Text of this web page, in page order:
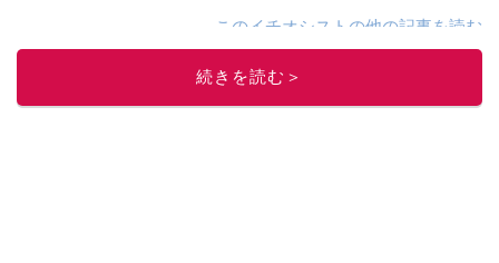
このイチオシストの他の記事を読む
続きを読む＞